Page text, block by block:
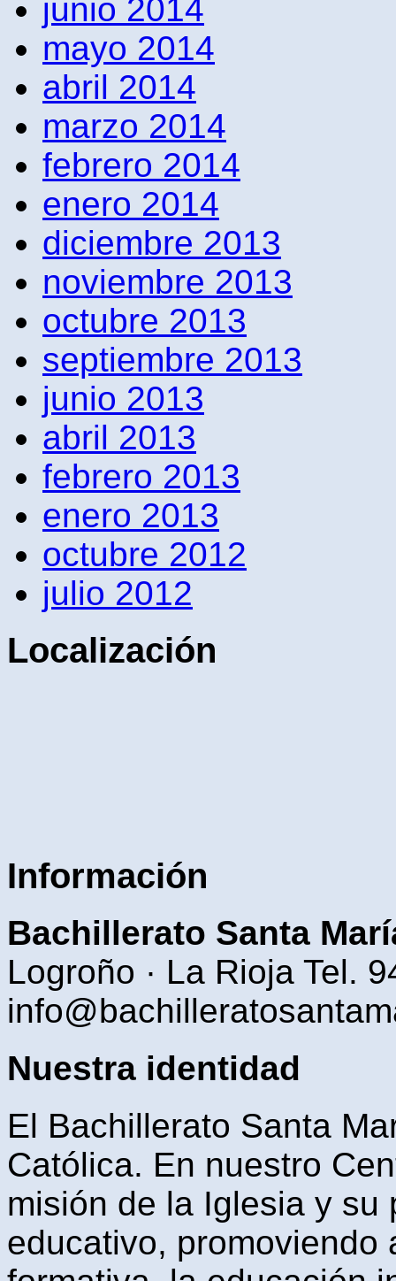
junio 2014
mayo 2014
abril 2014
marzo 2014
febrero 2014
enero 2014
diciembre 2013
noviembre 2013
octubre 2013
septiembre 2013
junio 2013
abril 2013
febrero 2013
enero 2013
octubre 2012
julio 2012
Localización
Información
Bachillerato Santa
Logroño · La Rioja Tel.
Nuestra identidad
El Bachillerato Santa
Católica. En nuestro
misión de la Iglesia y su
educativo, promoviendo